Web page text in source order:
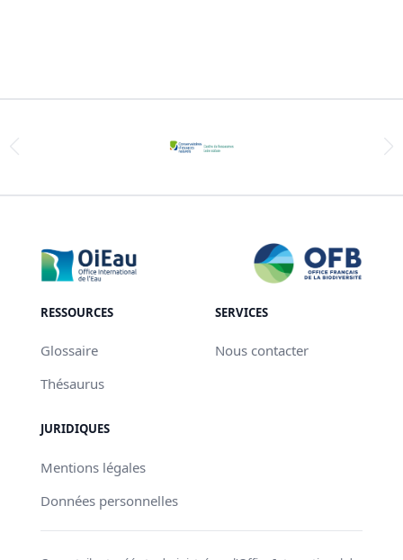
RESSOURCES
Glossaire
Thésaurus
SERVICES
Nous contacter
JURIDIQUES
Mentions légales
Données personnelles